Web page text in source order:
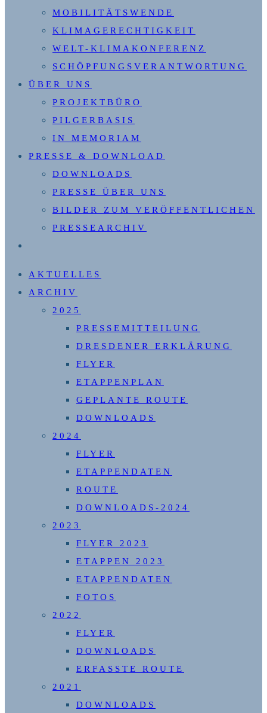
MOBILITÄTSWENDE
KLIMAGERECHTIGKEIT
WELT-KLIMAKONFERENZ
SCHÖPFUNGSVERANTWORTUNG
ÜBER UNS
PROJEKTBÜRO
PILGERBASIS
IN MEMORIAM
PRESSE & DOWNLOAD
DOWNLOADS
PRESSE ÜBER UNS
BILDER ZUM VERÖFFENTLICHEN
PRESSEARCHIV
UMSCHALTEN
AKTUELLES
ARCHIV
2025
PRESSEMITTEILUNG
DRESDENER ERKLÄRUNG
FLYER
ETAPPENPLAN
GEPLANTE ROUTE
DOWNLOADS
2024
FLYER
ETAPPENDATEN
ROUTE
DOWNLOADS-2024
2023
FLYER 2023
ETAPPEN 2023
ETAPPENDATEN
FOTOS
2022
FLYER
DOWNLOADS
ERFASSTE ROUTE
2021
DOWNLOADS